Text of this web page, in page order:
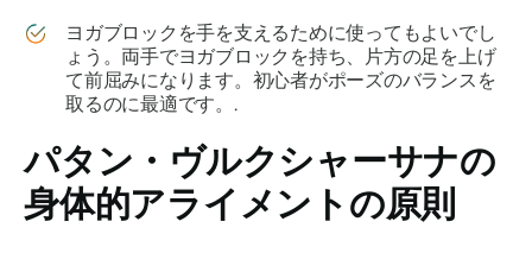
ヨガブロックを手を支えるために使ってもよいでし
ょう。両手でヨガブロックを持ち、片方の足を上げ
て前屈みになります。初心者がポーズのバランスを
取るのに最適です。.
パタン・ ヴルクシャーサナの
身体的アライメントの原則